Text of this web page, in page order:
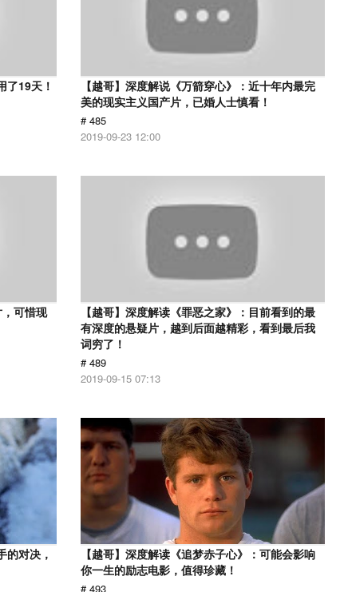
了19天！
【越哥】深度解说《万箭穿心》：近十年内最完
美的现实主义国产片，已婚人士慎看！
# 485
2019-09-23 12:00
，可惜现
【越哥】深度解读《罪恶之家》：目前看到的最
有深度的悬疑片，越到后面越精彩，看到最后我
词穷了！
# 489
2019-09-15 07:13
的对决，
【越哥】深度解读《追梦赤子心》：可能会影响
你一生的励志电影，值得珍藏！
# 493